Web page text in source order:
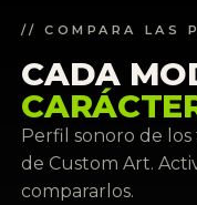
// COMPARA LAS
CADA
Perfil sonoro de
de Custom Art.
compararlos.